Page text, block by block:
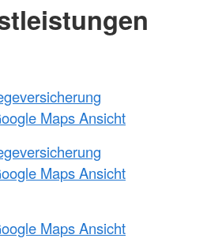
Maps Ansicht
Maps Ansicht
Maps Ansicht